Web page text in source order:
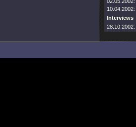
10.04.2002:
Interviews
28.10.2002: